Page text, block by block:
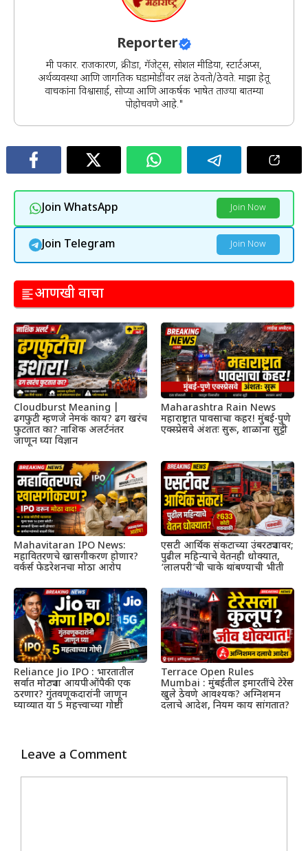
Reporter
मी पत्रकार. राजकारण, क्रीडा, गॅजेट्स, सोशल मीडिया, स्टार्टअप्स,
अर्थव्यवस्था आणि जागतिक घडामोडींवर लक्ष ठेवतो/ठेवते. माझा हेतू
वाचकांना विश्वासार्ह, सोप्या आणि आकर्षक भाषेत ताज्या बातम्या
पोहोचवणे आहे."
Join WhatsApp Join Now
Join Telegram Join Now
आणखी वाचा
Cloudburst Meaning |
ढगफुटी म्हणजे नेमकं काय? ढग खरंच
फुटतात का? नाशिक अलर्टनंतर
जाणून घ्या विज्ञान
Maharashtra Rain News
महाराष्ट्रात पावसाचा कहर! मुंबई-पुणे
एक्स्प्रेसवे अंशतः सुरू, शाळांना सुट्टी
Mahavitaran IPO News:
महावितरणचे खासगीकरण होणार?
वर्कर्स फेडरेशनचा मोठा आरोप
एसटी आर्थिक संकटाच्या उंबरठ्यावर;
पुढील महिन्याचे वेतनही धोक्यात,
‘लालपरी’ची चाके थांबण्याची भीती
Reliance Jio IPO : भारतातील
सर्वात मोठ्या आयपीओंपैकी एक
ठरणार? गुंतवणूकदारांनी जाणून
घ्याव्यात या 5 महत्त्वाच्या गोष्टी
Terrace Open Rules
Mumbai : मुंबईतील इमारतींचे टेरेस
खुले ठेवणे आवश्यक? अग्निशमन
दलाचे आदेश, नियम काय सांगतात?
Leave a Comment